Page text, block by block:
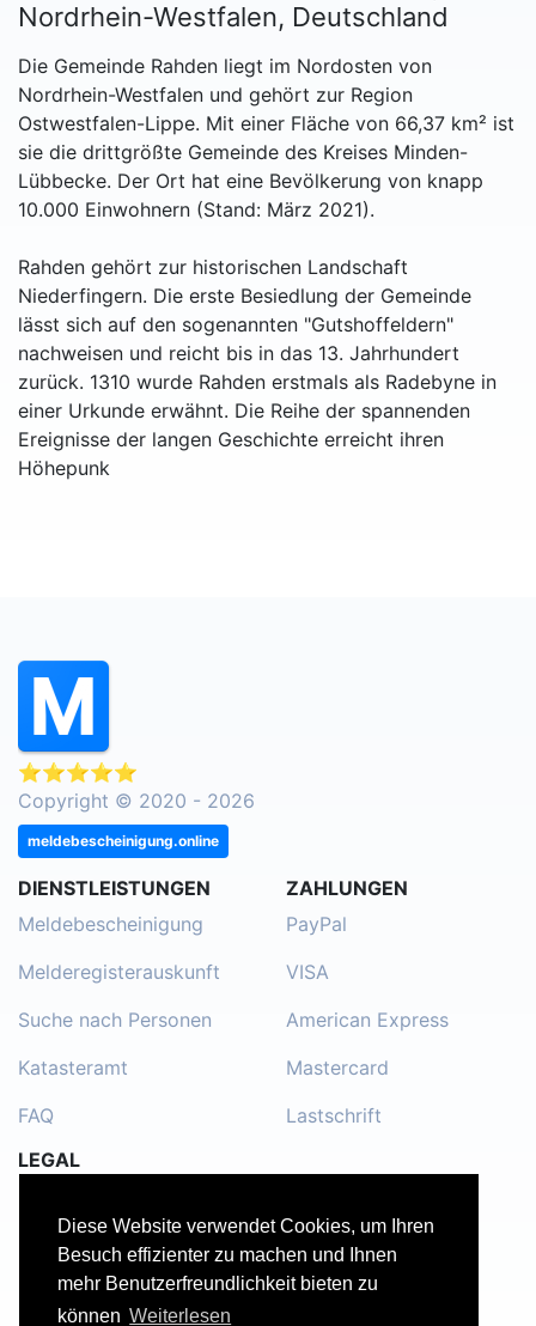
Diese Website verwendet Cookies, um Ihren
Besuch effizienter zu machen und Ihnen
mehr Benutzerfreundlichkeit bieten zu
können Weiterlesen
Nordrhein-Westfalen, Deutschland
Die Gemeinde Rahden liegt im Nordosten von
Nordrhein-Westfalen und gehört zur Region
Ostwestfalen-Lippe. Mit einer Fläche von 66,37 km² ist
sie die drittgrößte Gemeinde des Kreises Minden-
Lübbecke. Der Ort hat eine Bevölkerung von knapp
10.000 Einwohnern (Stand: März 2021).
Rahden gehört zur historischen Landschaft
Niederfingern. Die erste Besiedlung der Gemeinde
lässt sich auf den sogenannten "Gutshoffeldern"
nachweisen und reicht bis in das 13. Jahrhundert
zurück. 1310 wurde Rahden erstmals als Radebyne in
einer Urkunde erwähnt. Die Reihe der spannenden
Ereignisse der langen Geschichte erreicht ihren
Höhepunk
⭐⭐⭐⭐⭐
Copyright © 2020 - 2026
meldebescheinigung.online
DIENSTLEISTUNGEN
Meldebescheinigung
Melderegisterauskunft
Suche nach Personen
Katasteramt
FAQ
ZAHLUNGEN
PayPal
VISA
American Express
Mastercard
Lastschrift
LEGAL
Kontakt
Datenschutzerklärung